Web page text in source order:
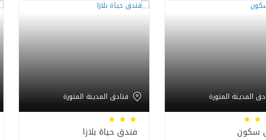
المدينة المنورة
سكون
فنادق المدينة المنورة
فندق حياة بلازا